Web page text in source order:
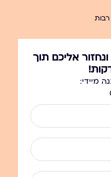
רבות
אליכם תוך
מיידי: